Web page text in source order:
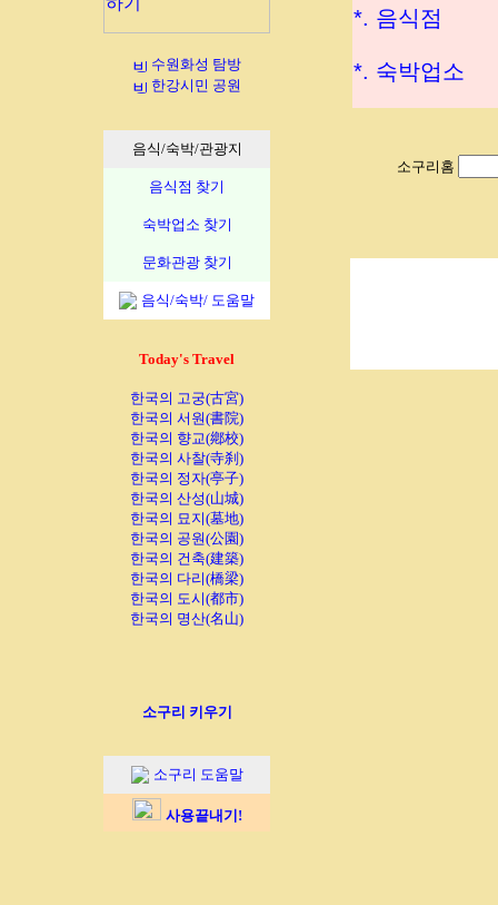
수원화성 탐방
한강시민 공원
음식/숙박/관광지
음식점 찾기
숙박업소 찾기
문화관광 찾기
음식/숙박/ 도움말
Today's Travel
한국의 고궁(古宮)
한국의 서원(書院)
한국의 향교(鄕校)
한국의 사찰(寺刹)
한국의 정자(亭子)
한국의 산성(山城)
한국의 묘지(墓地)
한국의 공원(公園)
한국의 건축(建築)
한국의 다리(橋梁)
한국의 도시(都市)
한국의 명산(名山)
소구리 키우기
소구리 도움말
사용끝내기!
*. 음식점
*. 숙박업소
소구리홈